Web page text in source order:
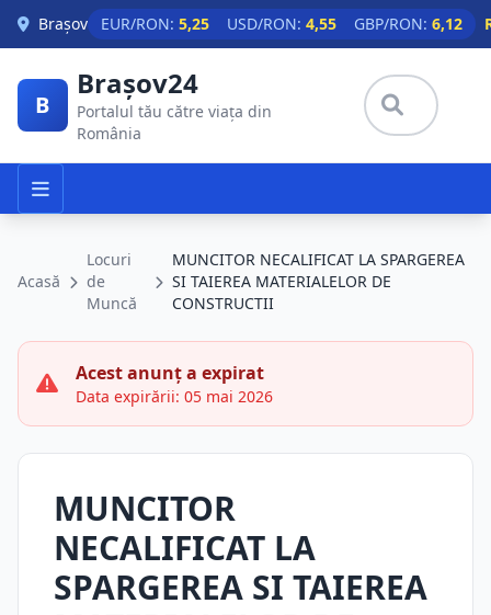
Skip to main content
Brașov EUR/RON: 5,25 USD/RON: 4,55 GBP/RON: 6,12
B
Brașov24
Portalul tău către viața din
România
Acasă
Locuri
de
Muncă
MUNCITOR NECALIFICAT LA SPARGEREA
SI TAIEREA MATERIALELOR DE
CONSTRUCTII
Acest anunț a expirat
Data expirării: 05 mai 2026
MUNCITOR
NECALIFICAT LA
SPARGEREA SI TAIEREA